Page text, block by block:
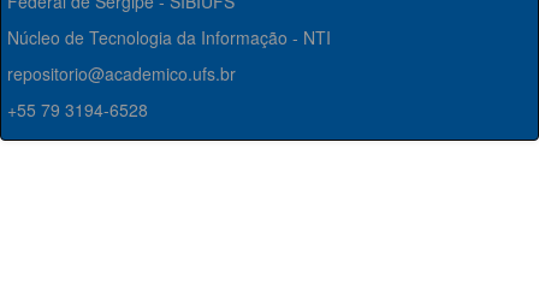
Núcleo de Tecnologia da Informação - NTI
repositorio@academico.ufs.br
+55 79 3194-6528